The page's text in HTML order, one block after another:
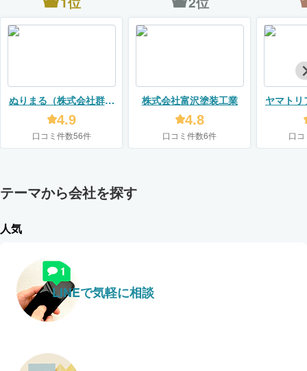
ぬりまる（株式会社群馬
住宅センター）
4.9
口コミ件数56件
株式会社富沢塗装工業
4.8
口コミ件数6件
ヤマト
口
テーマから会社を探す
人気
LINEで気軽に相談